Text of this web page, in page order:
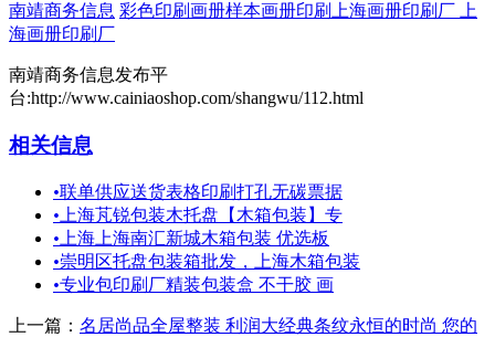
南靖商务信息 彩色印刷画册样本画册印刷上海画册印刷厂 上
海画册印刷厂
南靖商务信息发布平
台:http://www.cainiaoshop.com/shangwu/112.html
相关信息
•联单供应送货表格印刷打孔无碳票据
• 上海芃锐包装木托盘【木箱包装】专
• 上海上海南汇新城木箱包装 优选板
•崇明区托盘包装箱批发，上海木箱包装
•专业包印刷厂精装包装盒 不干胶 画
上一篇： 名居尚品全屋整装 利润大经典条纹永恒的时尚 您的